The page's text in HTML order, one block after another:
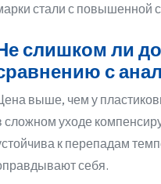
стали с повышенной
слишком ли
с
выше, чем у
сложном уходе
к перепадам
себя.